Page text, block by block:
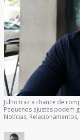
Julho traz a chance de
Pequenos ajustes podem
Notícias,